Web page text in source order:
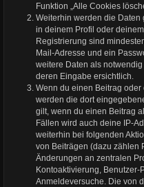
Funktion „Alle Cookies
Weiterhin werden die Daten
in deinem Profil oder
Registrierung sind
Mail-Adresse und ein
weitere Daten als
deren Eingabe ersichtlich.
Wenn du einen Beitrag
werden die dort
gilt, wenn du einen Beitrag
Fällen wird auch deine IP-
weiterhin bei folgenden
von Beiträgen (dazu zählen
Änderungen an zentralen
Kontoaktivierung, Benutzer-
Anmeldeversuche. Die von